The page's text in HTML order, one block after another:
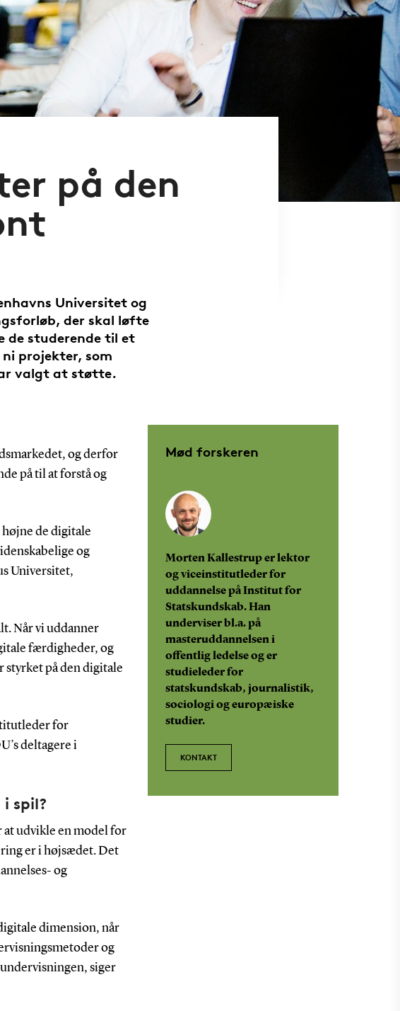
på den
Universitet og
der skal løfte
de studerende til et
projekter, som
valgt at støtte.
og derfor
på til at forstå og
de digitale
og
Universitet,
Når vi uddanner
færdigheder, og
styrket på den digitale
for
deltagere i
spil?
at udvikle en model for
er i højsædet. Det
og
dimension, når
og
siger
Mød forskeren
Morten Kallestrup er lektor
og viceinstitutleder for
uddannelse på Institut for
Statskundskab. Han
underviser bl.a. på
masteruddannelsen i
offentlig ledelse og er
studieleder for
statskundskab, journalistik,
sociologi og europæiske
studier.
KONTAKT